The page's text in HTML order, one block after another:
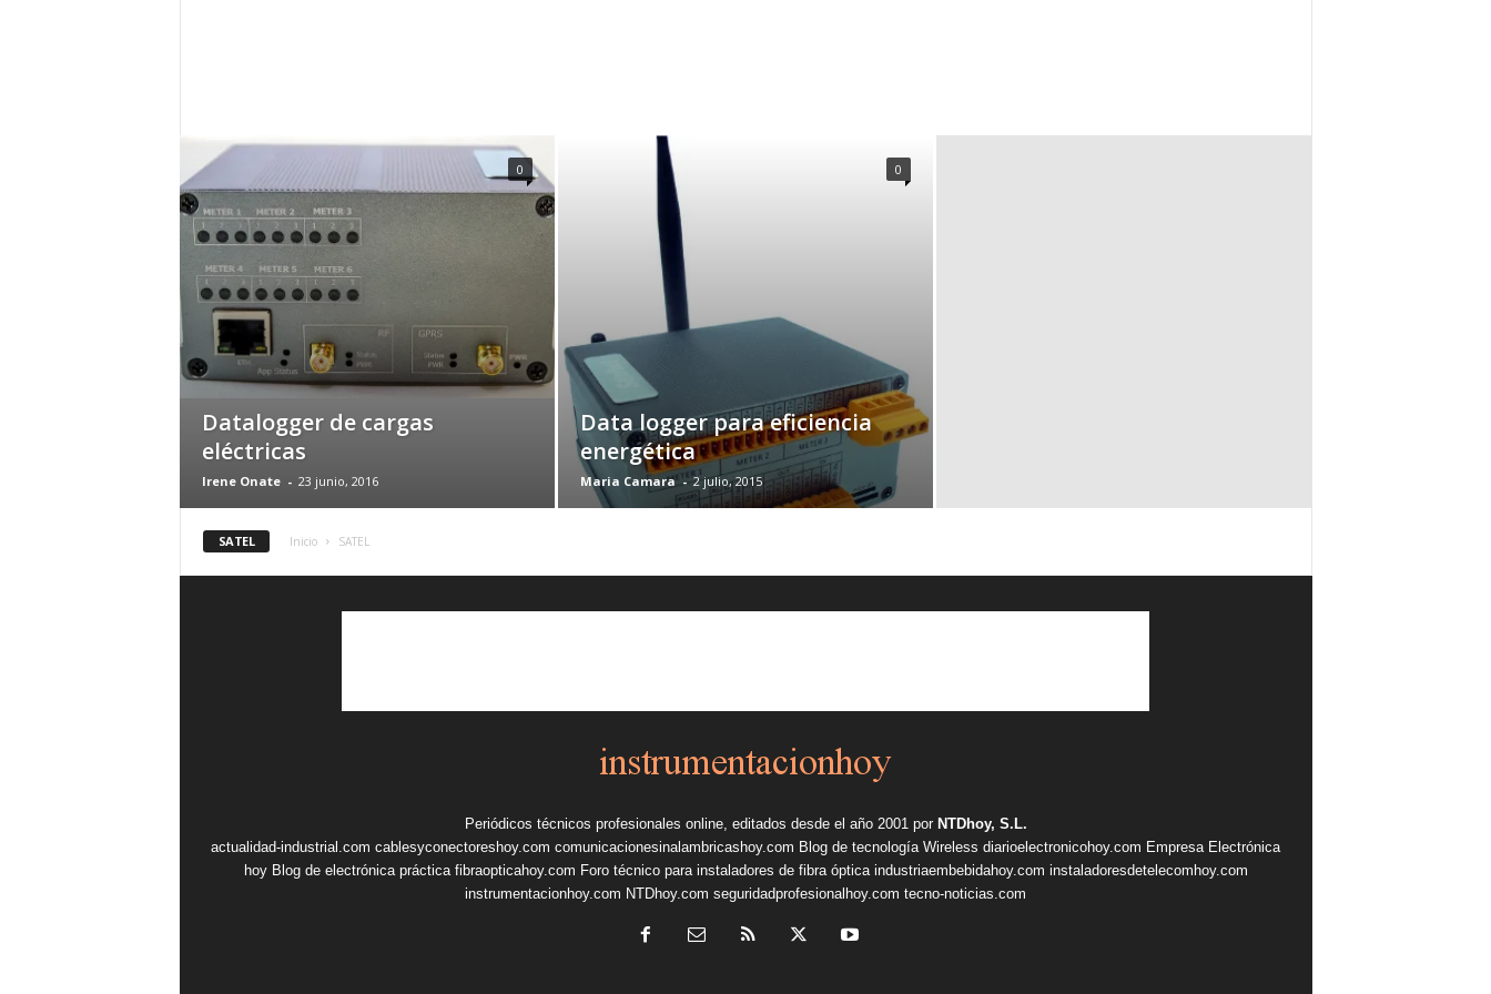
Datalogger de cargas
eléctricas
Irene Onate - 23 junio, 2016
0
Data logger para eficiencia
energética
Maria Camara - 2 julio, 2015
0
SATEL Inicio SATEL
Periódicos técnicos profesionales online, editados desde el año 2001 por NTDhoy, S.L.
actualidad-industrial.com cablesyconectoreshoy.com comunicacionesinalambricashoy.com Blog de tecnología Wireless diarioelectronicohoy.com Empresa Electrónica
hoy Blog de electrónica práctica fibraopticahoy.com Foro técnico para instaladores de fibra óptica industriaembebidahoy.com instaladoresdetelecomhoy.com
instrumentacionhoy.com NTDhoy.com seguridadprofesionalhoy.com tecno-noticias.com